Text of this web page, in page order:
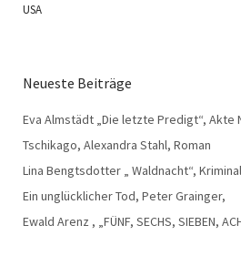
USA
Neueste Beiträge
Eva Almstädt „Die letzte Predigt“, Akte
Tschikago, Alexandra Stahl, Roman
Lina Bengtsdotter „ Waldnacht“,
Ein unglücklicher Tod, Peter Grainger,
Ewald Arenz , „FÜNF, SECHS, SIEBEN,